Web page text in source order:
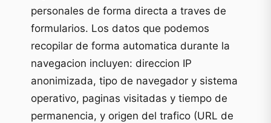
personales de forma directa a traves de
formularios. Los datos que podemos
recopilar de forma automatica durante la
navegacion incluyen: direccion IP
anonimizada, tipo de navegador y sistema
operativo, paginas visitadas y tiempo de
permanencia, y origen del trafico (URL de